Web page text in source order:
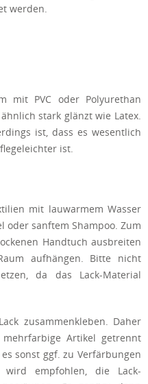
werden.
mit PVC oder Polyurethan
stark glänzt wie Latex.
ist, dass es wesentlich
ist.
mit lauwarmem Wasser
oder sanftem Shampoo. Zum
Handtuch ausbreiten
aufhängen. Bitte nicht
da das Lack-Material
zusammenkleben. Daher
Artikel getrennt
sonst ggf. zu Verfärbungen
wird empfohlen, die Lack-